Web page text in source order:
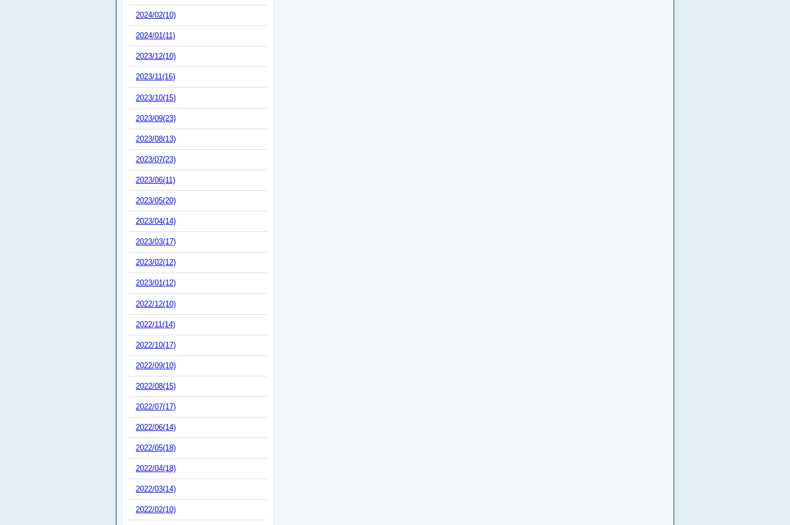
2024/02(10)
2024/01(11)
2023/12(10)
2023/11(16)
2023/10(15)
2023/09(23)
2023/08(13)
2023/07(23)
2023/06(11)
2023/05(20)
2023/04(14)
2023/03(17)
2023/02(12)
2023/01(12)
2022/12(10)
2022/11(14)
2022/10(17)
2022/09(10)
2022/08(15)
2022/07(17)
2022/06(14)
2022/05(18)
2022/04(18)
2022/03(14)
2022/02(10)